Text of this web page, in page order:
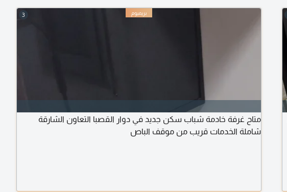
3
متاح غرفة خادمة شباب سكن جديد في دوار القصبا التعاون الشارقة
شاملة الخدمات قريب من موقف الباص